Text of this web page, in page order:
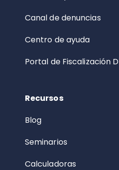
Canal de denuncias
Centro de ayuda
Portal de Fiscalización
Recursos
Blog
Seminarios
Calculadoras